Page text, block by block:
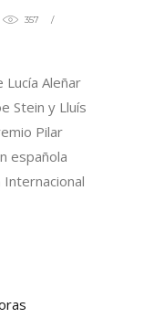
357
Aleñar
Stein y Lluís
Pilar
española
Internacional